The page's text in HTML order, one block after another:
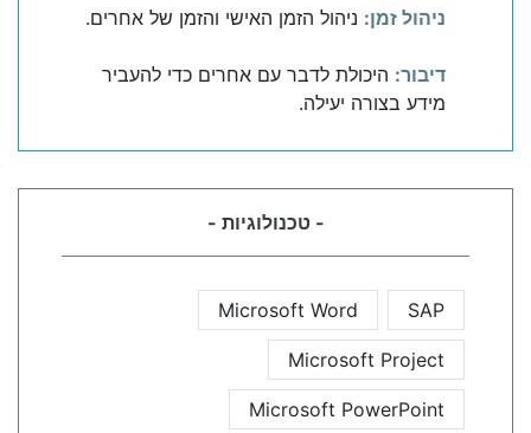
ניהול זמן: ניהול הזמן האישי והזמן של אחרים.
דיבור: היכולת לדבר עם אחרים כדי להעביר
מידע בצורה יעילה.
- טכנולוגיות -
SAP
Microsoft Word
Microsoft Project
Microsoft PowerPoint